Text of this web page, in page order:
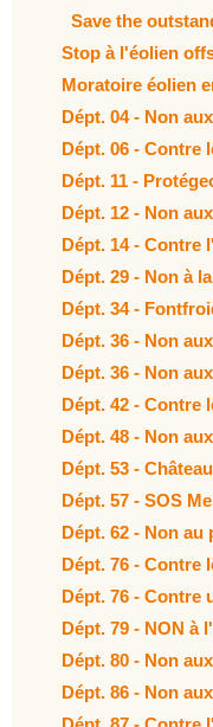
Save the
Stop à l'éolien
Moratoire éolien
Dépt. 04 - Non
Dépt. 06 - Contre
Dépt. 11 -
Dépt. 12 - Non
Dépt. 14 - Contre
Dépt. 29 - Non à
Dépt. 34 -
Dépt. 36 - Non
Dépt. 36 - Non
Dépt. 42 - Contre
Dépt. 48 - Non
Dépt. 53 -
Dépt. 57 - SOS
Dépt. 62 - Non
Dépt. 76 - Contre
Dépt. 76 - Contre
Dépt. 79 - NON à
Dépt. 80 - Non
Dépt. 86 - Non